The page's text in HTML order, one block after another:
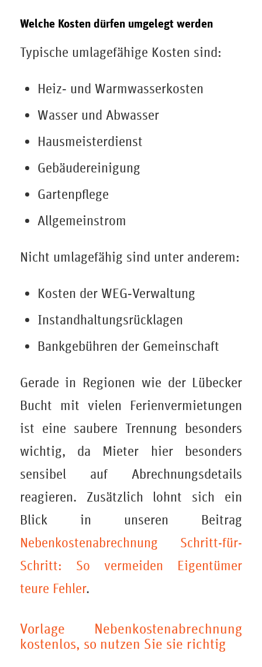
Welche Kosten dürfen umgelegt werden
Typische umlagefähige Kosten sind:
Heiz‑ und Warmwasserkosten
Wasser und Abwasser
Hausmeisterdienst
Gebäudereinigung
Gartenpflege
Allgemeinstrom
Nicht umlagefähig sind unter anderem:
Kosten der WEG‑Verwaltung
Instandhaltungsrücklagen
Bankgebühren der Gemeinschaft
Gerade in Regionen wie der Lübecker
Bucht mit vielen Ferienvermietungen
ist eine saubere Trennung besonders
wichtig, da Mieter hier besonders
sensibel auf Abrechnungsdetails
reagieren. Zusätzlich lohnt sich ein
Blick in unseren Beitrag
Nebenkostenabrechnung Schritt-für-
Schritt: So vermeiden Eigentümer
teure Fehler.
Vorlage Nebenkostenabrechnung
kostenlos, so nutzen Sie sie richtig